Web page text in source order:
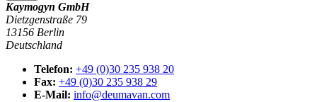
Kaymogyn GmbH
Dietzgenstraße 79
13156 Berlin
Deutschland
Telefon: +49 (0)30 235 938 20
Fax: +49 (0)30 235 938 29
E-Mail: info@deumavan.com